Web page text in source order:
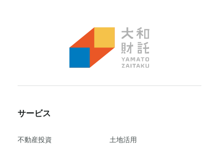
サービス
不動産投資
⼟地活⽤